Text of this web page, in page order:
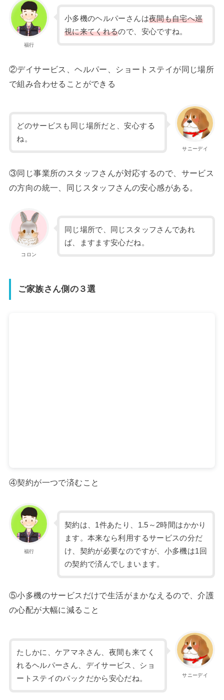
福行
小多機のヘルパーさんは夜間も自宅へ巡
視に来てくれるので、安心ですね。
②デイサービス、ヘルパー、ショートステイが同じ場所
で組み合わせることができる
サニーデイ
どのサービスも同じ場所だと、安心する
ね。
③同じ事業所のスタッフさんが対応するので、サービス
の方向の統一、同じスタッフさんの安心感がある。
コロン
同じ場所で、同じスタッフさんであれ
ば、ますます安心だね。
ご家族さん側の３選
④契約が一つで済むこと
福行
契約は、1件あたり、1.5～2時間はかかり
ます。本来なら利用するサービスの分だ
け、契約が必要なのですが、小多機は1回
の契約で済んでしまいます。
⑤小多機のサービスだけで生活がまかなえるので、介護
の心配が大幅に減ること
サニーデイ
たしかに、ケアマネさん、夜間も来てく
れるヘルパーさん、デイサービス、ショ
ートステイのパックだから安心だね。